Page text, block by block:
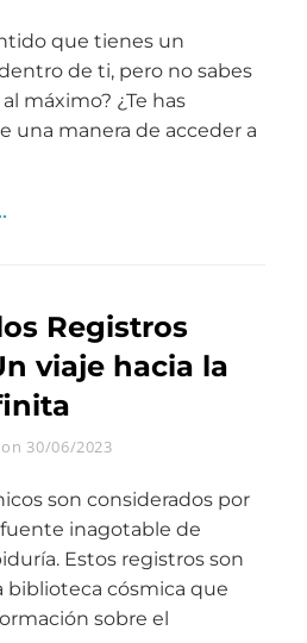
que tienes un
de ti, pero no sabes
máximo? ¿Te has
una manera de acceder a
UTILIZAR
LOS
REGISTROS
AKÁSHICOS
PARA
ALCANZAR
TUS
Y
SUEÑOS
Registros
viaje hacia la
on 30/06/2023
son considerados por
inagotable de
Estos registros son
biblioteca cósmica que
sobre el